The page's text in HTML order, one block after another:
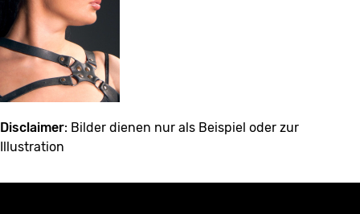
Disclaimer: Bilder dienen nur als Beispiel oder zur
Illustration